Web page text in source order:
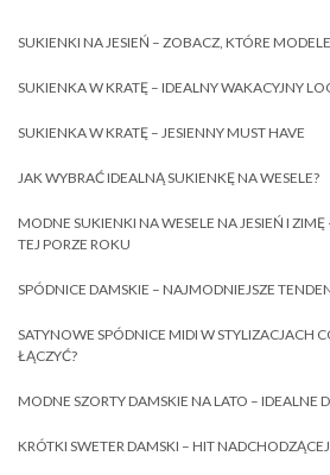
SUKIENKI NA JESIEŃ – ZOBACZ, KTÓRE
SUKIENKA W KRATĘ – IDEALNY WAKACYJNY
SUKIENKA W KRATĘ – JESIENNY MUST HAVE
JAK WYBRAĆ IDEALNĄ SUKIENKĘ NA WESELE?
MODNE SUKIENKI NA WESELE NA JESIEŃ I
TEJ PORZE ROKU
SPÓDNICE DAMSKIE – NAJMODNIEJSZE
SATYNOWE SPÓDNICE MIDI W STYLIZACJACH
ŁĄCZYĆ?
MODNE SZORTY DAMSKIE NA LATO – IDEALNE
KRÓTKI SWETER DAMSKI – HIT